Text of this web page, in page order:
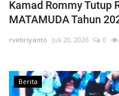
Kamad Rommy Tutup
MATAMUDA Tahun
rvebriyanto Juli 20, 2026 0
Berita